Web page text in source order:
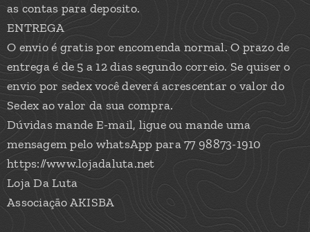
as contas para deposito.
ENTREGA
O envio é gratis por encomenda normal. O prazo de
entrega é de 5 a 12 dias segundo correio. Se quiser o
envio por sedex você deverá acrescentar o valor do
Sedex ao valor da sua compra.
Dúvidas mande E-mail, ligue ou mande uma
mensagem pelo whatsApp para 77 98873-1910
https://www.lojadaluta.net
Loja Da Luta
Associação AKISBA